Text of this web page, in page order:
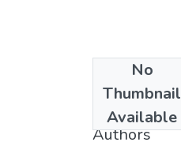
No
Thumbnail
Available
2017-09-26
Authors